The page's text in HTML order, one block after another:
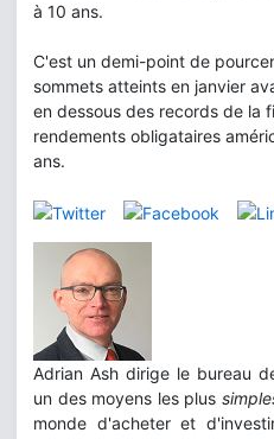
à 10 ans.
C'est un demi-point de
sommets atteints en janvier
en dessous des records de la
rendements obligataires
ans.
Adrian Ash dirige le bureau
un des moyens les plus
monde d'acheter et